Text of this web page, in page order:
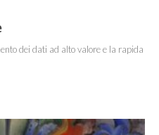
dei dati ad alto valore e la rapida